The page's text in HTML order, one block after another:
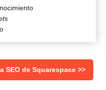
SEO de Squarespace >>